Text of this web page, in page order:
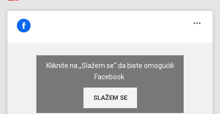
Kliknite na „Slažem se“ da biste omogućili
Facebook
SLAŽEM SE